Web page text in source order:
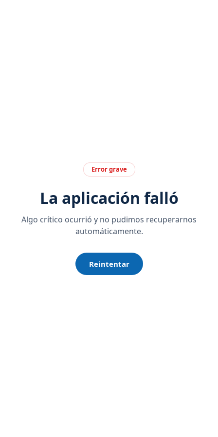
Error grave
La aplicación falló
Algo crítico ocurrió y no pudimos recuperarnos
automáticamente.
Reintentar